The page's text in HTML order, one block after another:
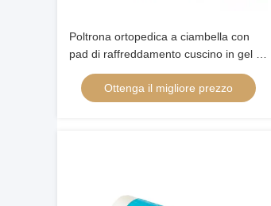
Poltrona ortopedica a ciambella con
pad di raffreddamento cuscino in gel di
schiuma di memoria cuscini lombari
Ottenga il migliore prezzo